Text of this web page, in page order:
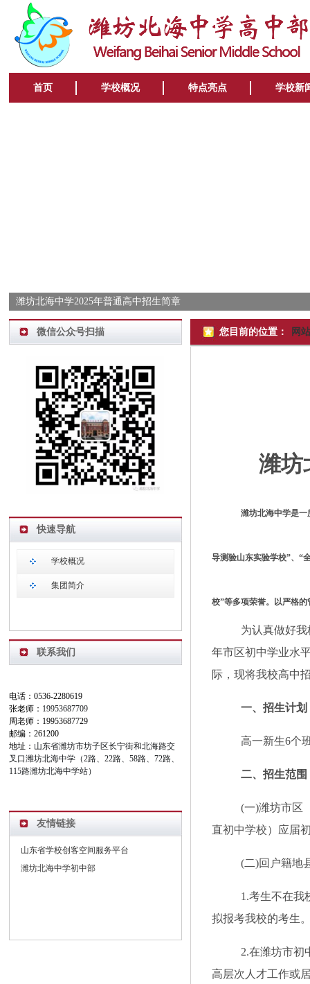
首页 学校概况 特点亮点 学校新
潍坊北海中学2025年普通高中招生简章
您目前的位置： 网
潍坊
潍坊北海中学是
导测验山东实验学校”、“
校”等多项荣誉。以严格
为认真做好我
年市区初中学业水
际， 现将我校高中
一、招生计划
高一新生6个
二、招生范围
(一)潍坊市区
直初中学校）应届
(二)回户籍地
1.考生不在我
拟报考我校的考生
2.在潍坊市初
高层次人才工作或
微信公众号扫描
快速导航
学校概况
集团简介
联系我们
电话：0536-2280619
张老师： 19953687709
周老师：19953687729
邮编：261200
地址： 山东省潍坊市坊子区长宁街和北海路交
叉口潍坊北海中学（2路、22路、58路、72路、
115路潍坊北海中学站）
友情链接
山东省学校创客空间服务平台
潍坊北海中学初中部